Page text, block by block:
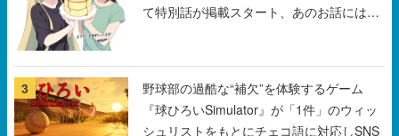
て特別話が掲載スタート、あのお話には…
3
野球部の過酷な“補欠”を体験するゲーム
『球ひろいSimulator』が「1件」のウィッ
シュリストをもとにチェコ語に対応しSNS